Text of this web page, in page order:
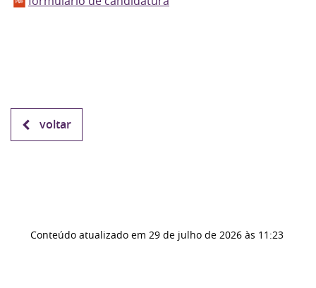
voltar
Conteúdo atualizado em 29 de julho de 2026 às 11:23